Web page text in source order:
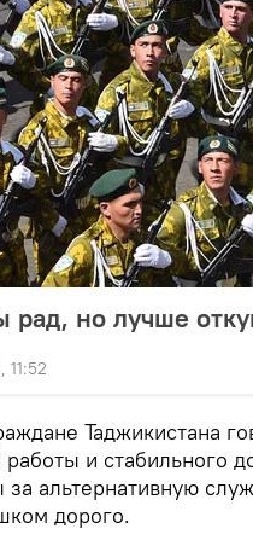
рад, но лучше
Таджикистана
работы и стабильного
альтернативную
дорого.